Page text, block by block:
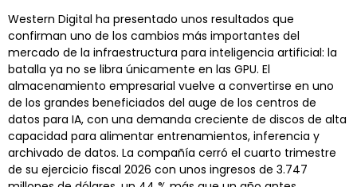
Western Digital ha presentado unos resultados que
confirman uno de los cambios más importantes del
mercado de la infraestructura para inteligencia artificial: la
batalla ya no se libra únicamente en las GPU. El
almacenamiento empresarial vuelve a convertirse en uno
de los grandes beneficiados del auge de los centros de
datos para IA, con una demanda creciente de discos de alta
capacidad para alimentar entrenamientos, inferencia y
archivado de datos. La compañía cerró el cuarto trimestre
de su ejercicio fiscal 2026 con unos ingresos de 3.747